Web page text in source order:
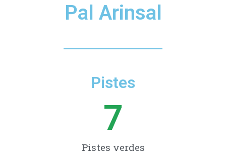
Pal Arinsal
Pistes
Pistes verdes
7